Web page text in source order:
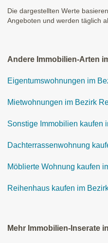
Die dargestellten Werte
Angeboten und werden täglich
Andere Immobilien-Arten
Eigentumswohnungen im
Mietwohnungen im Bezirk
Sonstige Immobilien kaufen
Dachterrassenwohnung
Möblierte Wohnung kaufen
Reihenhaus kaufen im
Mehr Immobilien-Inserate